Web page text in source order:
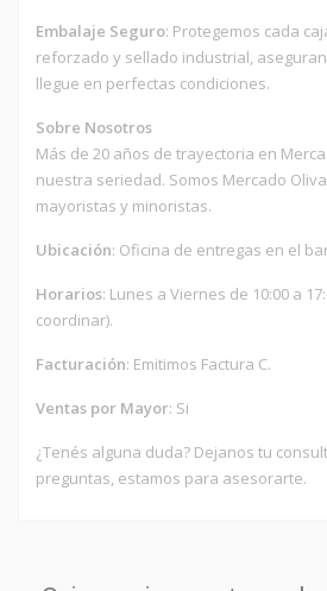
Embalaje Seguro: Protegemos cada
reforzado y sellado industrial,
llegue en perfectas condiciones.
Sobre Nosotros
Más de 20 años de trayectoria en
nuestra seriedad. Somos Mercado
mayoristas y minoristas.
Ubicación: Oficina de entregas en el
Horarios: Lunes a Viernes de 10:00 a
coordinar).
Facturación: Emitimos Factura C.
Ventas por Mayor: Si
¿Tenés alguna duda? Dejanos tu
preguntas, estamos para asesorarte.